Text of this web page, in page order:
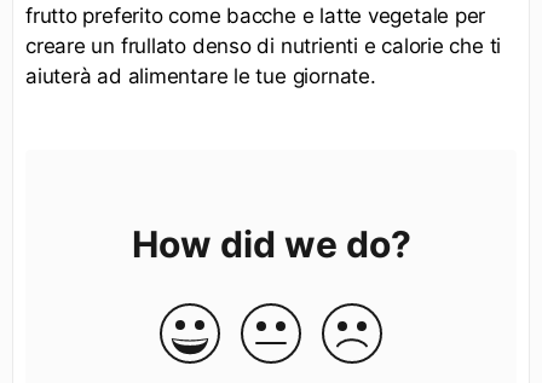
frutto preferito come bacche e latte vegetale per
creare un frullato denso di nutrienti e calorie che ti
aiuterà ad alimentare le tue giornate.
How did we do?